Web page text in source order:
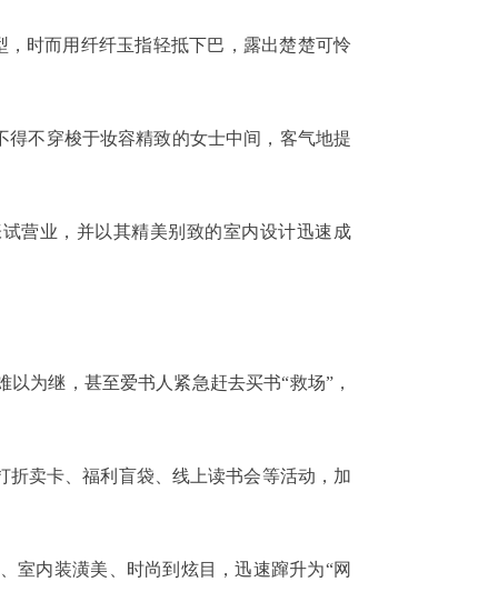
时而用纤纤玉指轻抵下巴，露出楚楚可怜
不穿梭于妆容精致的女士中间，客气地提
营业，并以其精美别致的室内设计迅速成
为继，甚至爱书人紧急赶去买书“救场”，
卖卡、福利盲袋、线上读书会等活动，加
室内装潢美、时尚到炫目，迅速蹿升为“网